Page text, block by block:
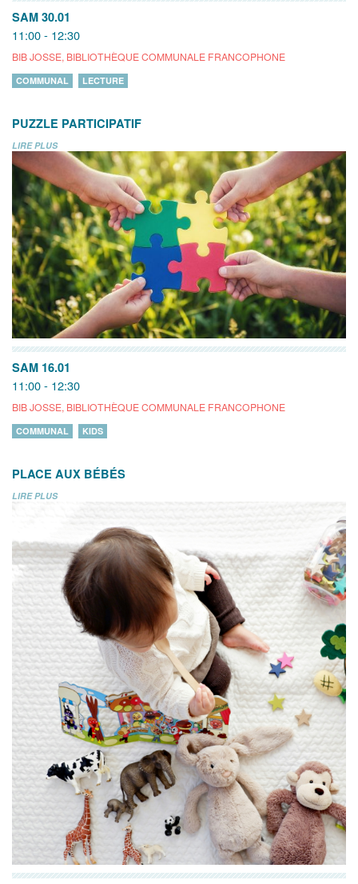
SAM 30.01
11:00 - 12:30
BIB JOSSE, BIBLIOTHÈQUE COMMUNALE FRANCOPHONE
COMMUNAL LECTURE
PUZZLE PARTICIPATIF
LIRE PLUS
SAM 16.01
11:00 - 12:30
BIB JOSSE, BIBLIOTHÈQUE COMMUNALE FRANCOPHONE
COMMUNAL KIDS
PLACE AUX BÉBÉS
LIRE PLUS